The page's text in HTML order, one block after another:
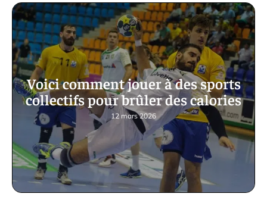
Voici comment jouer à des sports
collectifs pour brûler des calories
12 mars 2026